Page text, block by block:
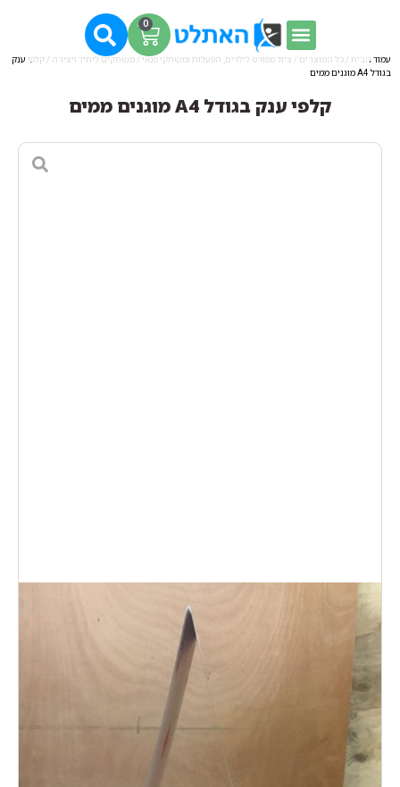
0
עמוד הבית / כל המוצרים / ציוד ספורט לילדים, הפעלות ומשחקי פנאי / משחקים ליחיד ויצירה / קלפי ענק
בגודל A4 מוגנים ממים
קלפי ענק בגודל A4 מוגנים ממים